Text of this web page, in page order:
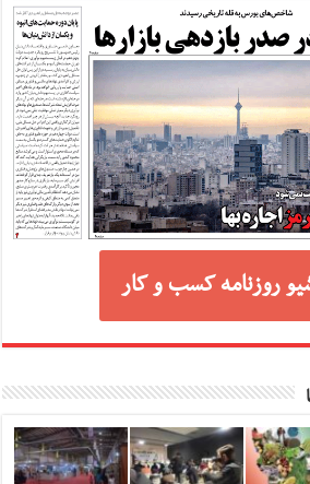
روزنامه کسب و کار